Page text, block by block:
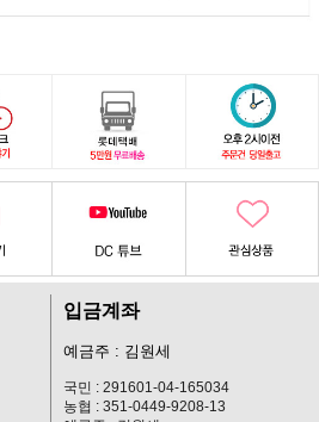
입금계좌
예금주 : 김원세
국민 : 291601-04-165034
농협 : 351-0449-9208-13